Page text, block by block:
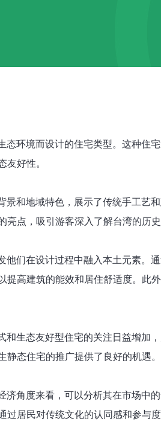
环境而设计的住宅类型。这种住
友好性。
和地域特色，展示了传统手工艺
点，吸引游客深入了解台湾的历史
们在设计过程中融入本土元素。
高建筑的能效和居住舒适度。此
生态友好型住宅的关注日益增加
态住宅的推广提供了良好的机遇
角度来看，可以分析其在市场中
居民对传统文化的认同感和参与